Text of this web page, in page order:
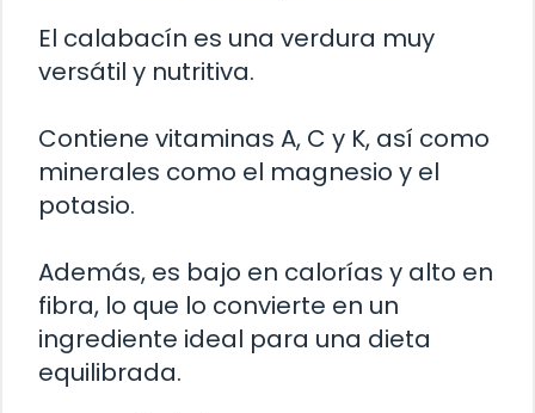
El calabacín es una verdura muy
versátil y nutritiva.
Contiene vitaminas A, C y K, así como
minerales como el magnesio y el
potasio.
Además, es bajo en calorías y alto en
fibra, lo que lo convierte en un
ingrediente ideal para una dieta
equilibrada.